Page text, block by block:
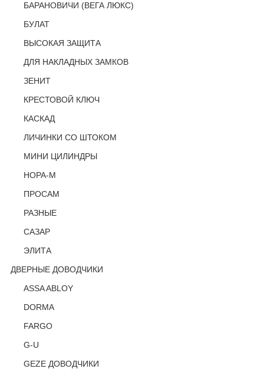
БАРАНОВИЧИ (ВЕГА ЛЮКС)
БУЛАТ
ВЫСОКАЯ ЗАЩИТА
ДЛЯ НАКЛАДНЫХ ЗАМКОВ
ЗЕНИТ
КРЕСТОВОЙ КЛЮЧ
КАСКАД
ЛИЧИНКИ СО ШТОКОМ
МИНИ ЦИЛИНДРЫ
НОРА-М
ПРОСАМ
РАЗНЫЕ
САЗАР
ЭЛИТА
ДВЕРНЫЕ ДОВОДЧИКИ
ASSA ABLOY
DORMA
FARGO
G-U
GEZE ДОВОДЧИКИ